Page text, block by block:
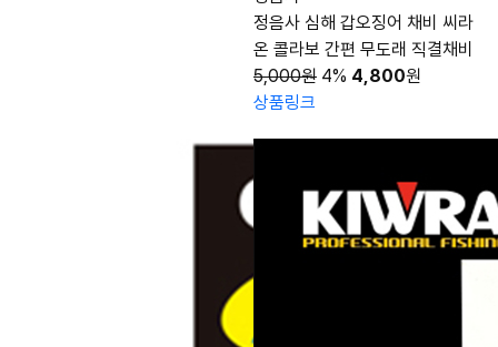
정음사 심해 갑오징어 채비 씨라
온 콜라보 간편 무도래 직결채비
5,000원 4% 4,800원
상품링크